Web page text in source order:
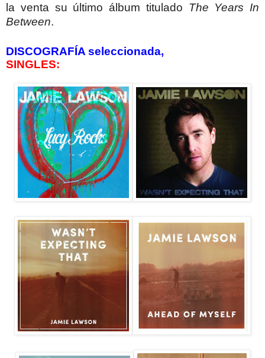
la venta su último álbum titulado The Years In
Between.
DISCOGRAFÍA seleccionada,
SINGLES: